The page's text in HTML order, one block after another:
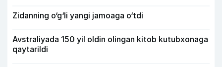
Zidanning o‘g‘li yangi jamoaga o‘tdi
Avstraliyada 150 yil oldin olingan kitob kutubxonaga
qaytarildi